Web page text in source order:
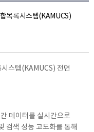
목록시스템(KAMUCS)
스템(KAMUCS) 전면
데이터를 실시간으로
검색 성능 고도화를 통해